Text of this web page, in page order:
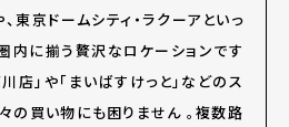
東京ドームシティ・ラクーアといっ
内に揃う贅沢なロケーションです
店」や「まいばすけっと」などのス
の買い物にも困りません 。複数路